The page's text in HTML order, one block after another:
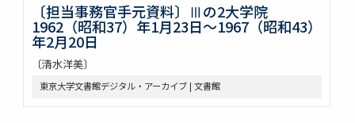
〔担当事務官手元資料〕Ⅲの2大学院
1962（昭和37）年1月23日～1967（昭和43）
年2月20日
〔清水洋美〕
東京大学文書館デジタル・アーカイブ | 文書館